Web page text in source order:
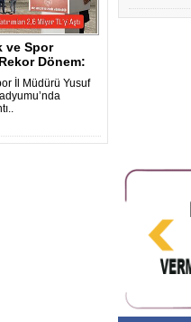
ve Spor
Dönem:
İl Müdürü Yusuf